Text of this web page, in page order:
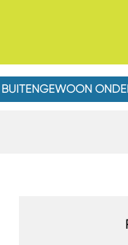
BUITENGEWOON